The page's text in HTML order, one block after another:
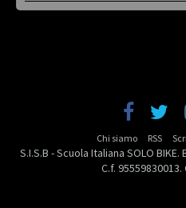
Chi siamo RSS
S.I.S.B - Scuola Italiana SOLO
C.f.